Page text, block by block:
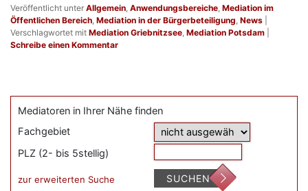
Veröffentlicht unter Allgemein Anwendungsbereiche Mediation im
Öffentlichen Bereich Mediation in der Bürgerbeteiligung News
Verschlagwortet mit Mediation Griebnitzsee Mediation Potsdam
Schreibe einen Kommentar
Mediatoren in Ihrer Nähe finden
Fachgebiet
PLZ (2- bis 5stellig)
zur erweiterten Suche SUCHEN